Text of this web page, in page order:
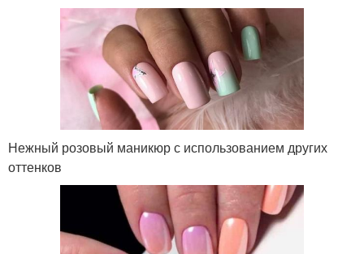
Нежный розовый маникюр с использованием других
оттенков